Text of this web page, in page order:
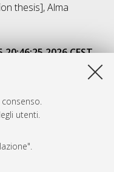
utenti.
thesis], Alma
2026 CEST.